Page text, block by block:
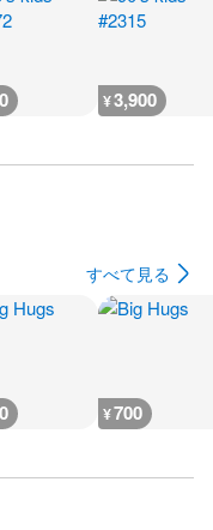
¥3,900
すべて見る
¥700